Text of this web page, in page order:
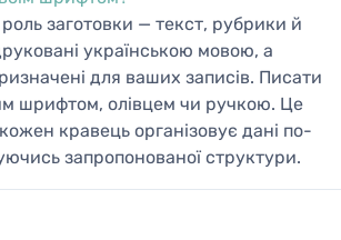
роль заготовки — текст, рубрики й
українською мовою, а
для ваших записів. Писати
шрифтом, олівцем чи ручкою. Це
кравець організовує дані по-
запропонованої структури.